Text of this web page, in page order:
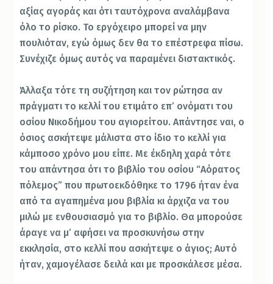
αξίας αγοράς και ότι ταυτόχρονα αναλάμβανα
όλο το ρίσκο. Το εργόχειρο μπορεί να μην
πουλιόταν, εγώ όμως δεν θα το επέστρεφα πίσω.
Συνέχιζε όμως αυτός να παραμένει διστακτικός.
Άλλαξα τότε τη συζήτηση και τον ρώτησα αν
πράγματι το κελλί του ετιμάτο επ’ ονόματι του
οσίου Νικοδήμου του αγιορείτου. Απάντησε ναι, ο
όσιος ασκήτεψε μάλιστα στο ίδιο το κελλί για
κάμποσο χρόνο μου είπε. Με έκδηλη χαρά τότε
του απάντησα ότι το βιβλίο του οσίου “Αόρατος
πόλεμος” που πρωτοεκδόθηκε το 1796 ήταν ένα
από τα αγαπημένα μου βιβλία κι άρχιζα να του
μιλώ με ενθουσιασμό για το βιβλίο. Θα μπορούσε
άραγε να μ’ αφήσει να προσκυνήσω στην
εκκλησία, στο κελλί που ασκήτεψε ο άγιος; Αυτό
ήταν, χαμογέλασε δειλά και με προσκάλεσε μέσα.